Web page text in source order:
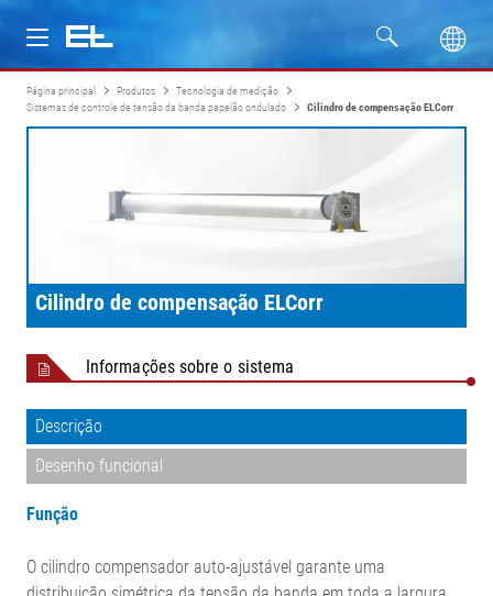
Produtos
Assistência
Empresa
Página principal Produtos
Tecnologia de medição
Sistemas de controle de tensão da banda papelão ondulado
Cilindro de compensação ELCorr
Cilindro de compensação ELCorr
Informações sobre o sistema
Descrição
Desenho funcional
Função
O cilindro compensador auto-ajustável garante uma